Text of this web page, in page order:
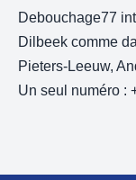
Debouchage77
Dilbeek comme
Pieters-Leeuw,
Un seul numéro :